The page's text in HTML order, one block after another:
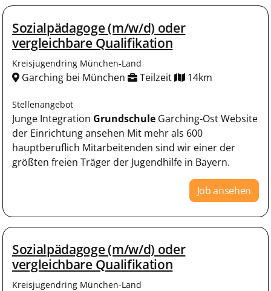
Sozialpädagoge (m/w/d) oder
vergleichbare Qualifikation
Kreisjugendring München-Land
Garching bei München Teilzeit 14km
Stellenangebot
Junge Integration Grundschule Garching-Ost Website
der Einrichtung ansehen Mit mehr als 600
hauptberuflich Mitarbeitenden sind wir einer der
größten freien Träger der Jugendhilfe in Bayern.
Job ansehen
Sozialpädagoge (m/w/d) oder
vergleichbare Qualifikation
Kreisjugendring München-Land